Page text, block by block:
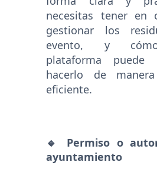
necesitas tener en
gestionar los
evento, y
plataforma puede
hacerlo de
eficiente.
🔹 Permiso o
ayuntamiento